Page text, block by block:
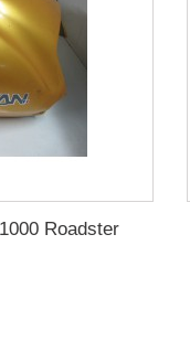
Roadster